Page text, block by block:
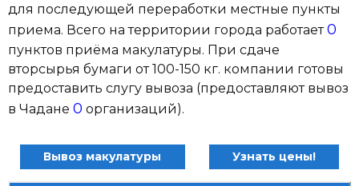
для последующей переработки местные пункты
приема. Всего на территории города работает0
пунктов приёма макулатуры. При сдаче
вторсырья бумаги от 100-150 кг. компании готовы
предоставить слугу вывоза (предоставляют вывоз
в Чадане 0 организаций).
Вывоз макулатуры Узнать цены!